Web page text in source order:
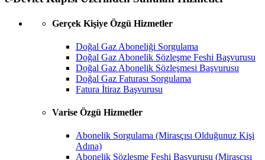
Gerçek Kişiye Özgü Hizmetler
Doğal Gaz Aboneliği Sorgulama
Doğal Gaz Abonelik Sözleşme Feshi Başvurusu
Doğal Gaz Abonelik Sözleşmesi Başvurusu
Doğal Gaz Faturası Sorgulama
Fatura İtiraz Başvurusu
Varise Özgü Hizmetler
Abonelik Sorgulama (Mirasçısı Olduğunuz Kişi
Adına)
Abonelik Sözleşme Feshi Başvurusu (Mirasçısı